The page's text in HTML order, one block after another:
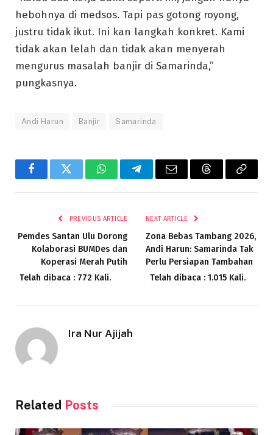
hebohnya di medsos. Tapi pas gotong royong,
justru tidak ikut. Ini kan langkah konkret. Kami
tidak akan lelah dan tidak akan menyerah
mengurus masalah banjir di Samarinda,”
pungkasnya.
Andi Harun Banjir Samarinda
FacebookTwitter WhatsAppTelegramEmail ThreadsCopy
PREVIOUS ARTICLE
Pemdes Santan Ulu Dorong
Kolaborasi BUMDes dan
Koperasi Merah Putih
Telah dibaca : 772 Kali.
NEXT ARTICLE
Zona Bebas Tambang 2026,
Andi Harun: Samarinda Tak
Perlu Persiapan Tambahan
Telah dibaca : 1.015 Kali.
Ira Nur Ajijah
Related Posts